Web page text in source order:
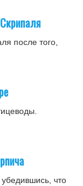
после того,
что